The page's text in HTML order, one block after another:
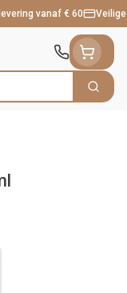
vanaf € 60
Zoek